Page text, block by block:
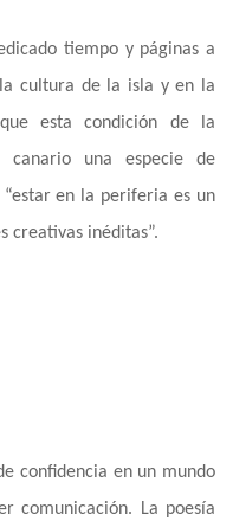
tiempo y páginas a
cultura de la isla y en la
esta condición de la
una especie de
en la periferia es un
creativas inéditas”.
confidencia en un mundo
comunicación. La poesía